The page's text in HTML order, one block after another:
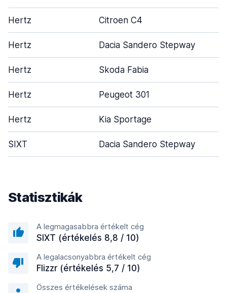
Hertz Citroen C4
Hertz Dacia Sandero Stepway
Hertz Skoda Fabia
Hertz Peugeot 301
Hertz Kia Sportage
SIXT Dacia Sandero Stepway
Statisztikák
A legmagasabbra értékelt cég
SIXT (értékelés 8,8 / 10)
A legalacsonyabbra értékelt cég
Flizzr (értékelés 5,7 / 10)
Összes értékelések száma